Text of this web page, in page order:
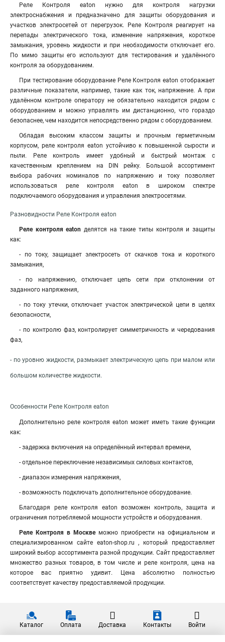
Реле Контроля eaton нужно для контроля нагрузки
электроснабжения и предназначено для защиты оборудования и
участков электросетей от перегрузок. Реле Контроля реагирует на
перепады электрического тока, изменение напряжения, короткое
замыкания, уровень жидкости и при необходимости отключает его.
По мимо защиты его используют для тестирования и удалённого
контроля за оборудованием.
При тестирование оборудование Реле Контроля eaton отображает
различные показатели, например, такие как ток, напряжение. А при
удалённом контроле оператору не обязательно находится рядом с
оборудованием и можно управлять им дистанционно, что гораздо
безопаснее, чем находится непосредственно рядом с оборудованием.
Обладая высоким классом защиты и прочным герметичным
корпусом, реле контроля eaton устойчиво к повышенной сырости и
пыли. Реле контроль имеет удобный и быстрый монтаж с
качественным креплением на DIN рейку. Большой ассортимент
выбора рабочих номиналов по напряжению и току позволяет
использоваться реле контроля eaton в широком спектре
подключаемого оборудования и управления электросетями.
Разновидности Реле Контроля eaton
Реле контроля eaton делятся на такие типы контроля и защиты
как:
- по току, защищает электросеть от скачков тока и короткого
замыкания,
- по напряжению, отключает цепь сети при отклонении от
заданного напряжения,
- по току утечки, отключает участок электрической цепи в целях
безопасности,
- по контролю фаз, контролирует симметричность и чередования
фаз,
- по уровню жидкости, размыкает электрическую цепь при малом или
большом количестве жидкости.
Особенности Реле Контроля eaton
Дополнительно реле контроля eaton может иметь такие функции
как:
- задержка включения на определённый интервал времени,
- отдельное переключение независимых силовых контактов,
- диапазон измерения напряжения,
- возможность подключать дополнительное оборудование.
Благодаря реле контроля eaton возможен контроль, защита и
ограничения потребляемой мощности устройств и оборудования.
Реле Контроля в Москвеможно приобрести на официальном и
специализированном сайте eaton-shop.ru , который предоставляет
широкий выбор ассортимента разной продукции. Сайт предоставляет
множество разных товаров, в том числе и реле контроля, цена на
которое вас приятно удивит. Цена абсолютно полностью
соответствует качеству предоставляемой продукции.
Каталог Оплата Доставка Контакты Войти